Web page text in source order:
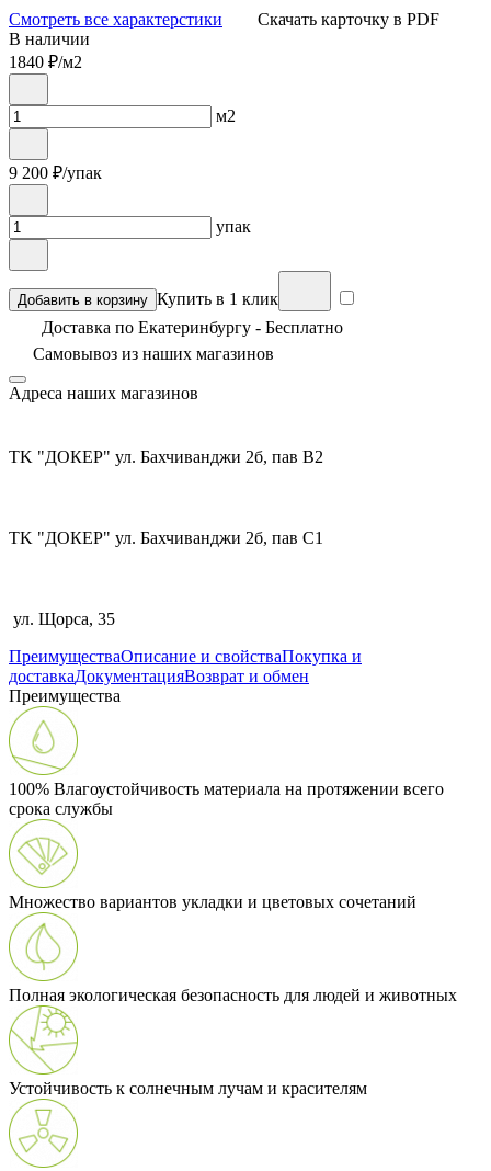
Смотреть все характерстики
Скачать карточку в PDF
В наличии
1840 ₽/м2
м2
9 200 ₽/упак
упак
Добавить в корзину Купить в 1 клик
Доставка по Екатеринбургу - Бесплатно
Самовывоз из наших магазинов
Адреса наших магазинов
TK "ДОКЕР" ул. Бахчиванджи 2б, пав В2
TK "ДОКЕР" ул. Бахчиванджи 2б, пав С1
ул. Щорса, 35
ПреимуществаОписание и свойстваПокупка и
доставкаДокументацияВозврат и обмен
Преимущества
100% Влагоустойчивость материала на протяжении всего
срока службы
Множество вариантов укладки и цветовых сочетаний
Полная экологическая безопасность для людей и животных
Устойчивость к солнечным лучам и красителям